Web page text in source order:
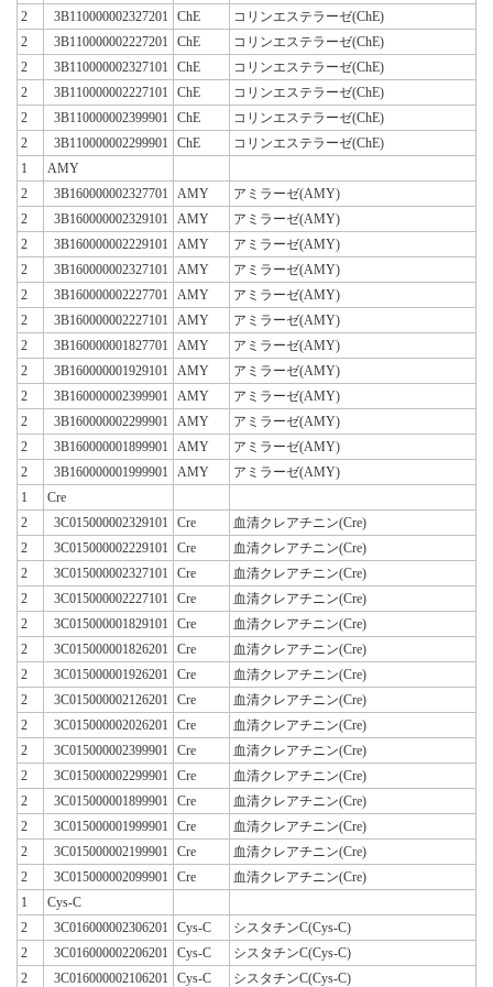
2
3B110000002327201 ChE
コリンエステラーゼ(ChE)
2
3B110000002227201 ChE
コリンエステラーゼ(ChE)
2
3B110000002327101 ChE
コリンエステラーゼ(ChE)
2
3B110000002227101 ChE
コリンエステラーゼ(ChE)
2
3B110000002399901 ChE
コリンエステラーゼ(ChE)
2
3B110000002299901 ChE
コリンエステラーゼ(ChE)
1
AMY
2
3B160000002327701 AMY
アミラーゼ(AMY)
2
3B160000002329101 AMY
アミラーゼ(AMY)
2
3B160000002229101 AMY
アミラーゼ(AMY)
2
3B160000002327101 AMY
アミラーゼ(AMY)
2
3B160000002227701 AMY
アミラーゼ(AMY)
2
3B160000002227101 AMY
アミラーゼ(AMY)
2
3B160000001827701 AMY
アミラーゼ(AMY)
2
3B160000001929101 AMY
アミラーゼ(AMY)
2
3B160000002399901 AMY
アミラーゼ(AMY)
2
3B160000002299901 AMY
アミラーゼ(AMY)
2
3B160000001899901 AMY
アミラーゼ(AMY)
2
3B160000001999901 AMY
アミラーゼ(AMY)
1
Cre
2
3C015000002329101 Cre
血清クレアチニン(Cre)
2
3C015000002229101 Cre
血清クレアチニン(Cre)
2
3C015000002327101 Cre
血清クレアチニン(Cre)
2
3C015000002227101 Cre
血清クレアチニン(Cre)
2
3C015000001829101 Cre
血清クレアチニン(Cre)
2
3C015000001826201 Cre
血清クレアチニン(Cre)
2
3C015000001926201 Cre
血清クレアチニン(Cre)
2
3C015000002126201 Cre
血清クレアチニン(Cre)
2
3C015000002026201 Cre
血清クレアチニン(Cre)
2
3C015000002399901 Cre
血清クレアチニン(Cre)
2
3C015000002299901 Cre
血清クレアチニン(Cre)
2
3C015000001899901 Cre
血清クレアチニン(Cre)
2
3C015000001999901 Cre
血清クレアチニン(Cre)
2
3C015000002199901 Cre
血清クレアチニン(Cre)
2
3C015000002099901 Cre
血清クレアチニン(Cre)
1
Cys-C
2
3C016000002306201 Cys-C
シスタチンC(Cys-C)
2
3C016000002206201 Cys-C
シスタチンC(Cys-C)
2
3C016000002106201 Cys-C
シスタチンC(Cys-C)